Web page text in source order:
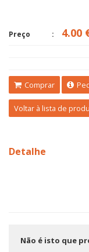
Preço 4.00
Comprar
Voltar à lista de
Detalhe
Não é isto que